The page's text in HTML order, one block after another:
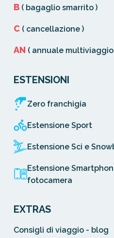
B ( bagaglio smarrito )
C ( cancellazione )
AN ( annuale multiviaggio
ESTENSIONI
Zero franchigia
Estensione Sport
Estensione Sci e
Estensione
fotocamera
EXTRAS
Consigli di viaggio - blog